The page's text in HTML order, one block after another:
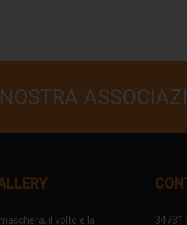
maschera, il volto e la